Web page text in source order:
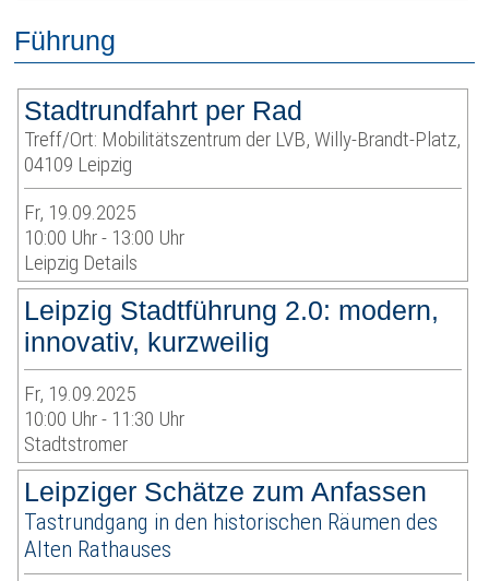
Führung
Stadtrundfahrt per Rad
Treff/Ort: Mobilitätszentrum der LVB, Willy-Brandt-Platz,
04109 Leipzig
Fr, 19.09.2025
10:00 Uhr - 13:00 Uhr
Leipzig Details
Leipzig Stadtführung 2.0: modern,
innovativ, kurzweilig
Fr, 19.09.2025
10:00 Uhr - 11:30 Uhr
Stadtstromer
Leipziger Schätze zum Anfassen
Tastrundgang in den historischen Räumen des
Alten Rathauses